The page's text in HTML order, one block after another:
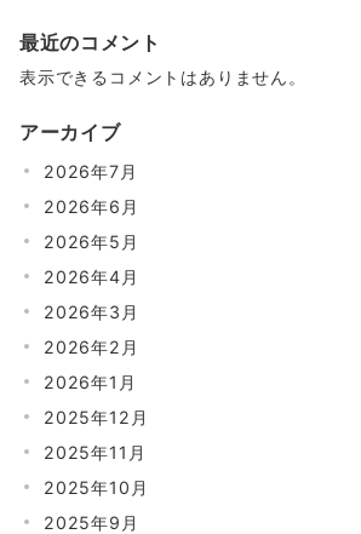
最近のコメント
表示できるコメントはありません。
アーカイブ
2026年7月
2026年6月
2026年5月
2026年4月
2026年3月
2026年2月
2026年1月
2025年12月
2025年11月
2025年10月
2025年9月